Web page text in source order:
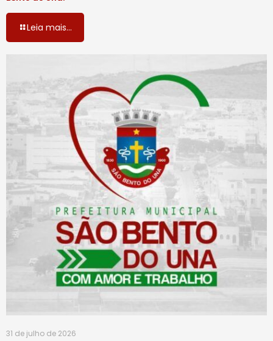
Leia mais...
31 de julho de 2026